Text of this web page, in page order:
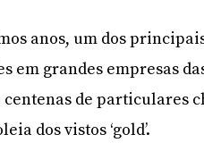
anos, um dos
em grandes empresas
de particulares
dos vistos ‘gold’.